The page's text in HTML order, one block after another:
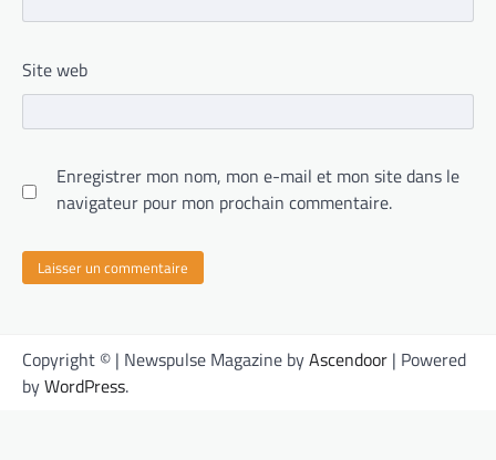
Site web
Enregistrer mon nom, mon e-mail et mon site dans le
navigateur pour mon prochain commentaire.
Copyright © | Newspulse Magazine byAscendoor | Powered
byWordPress.